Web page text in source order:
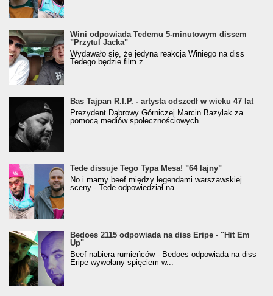
Wini odpowiada Tedemu 5-minutowym dissem
"Przytul Jacka"
Wydawało się, że jedyną reakcją Winiego na diss
Tedego będzie film z...
Bas Tajpan R.I.P. - artysta odszedł w wieku 47 lat
Prezydent Dąbrowy Górniczej Marcin Bazylak za
pomocą mediów społecznościowych...
Tede dissuje Tego Typa Mesa! "64 lajny"
No i mamy beef między legendami warszawskiej
sceny - Tede odpowiedział na...
Bedoes 2115 odpowiada na diss Eripe - "Hit Em
Up"
Beef nabiera rumieńców - Bedoes odpowiada na diss
Eripe wywołany spięciem w...